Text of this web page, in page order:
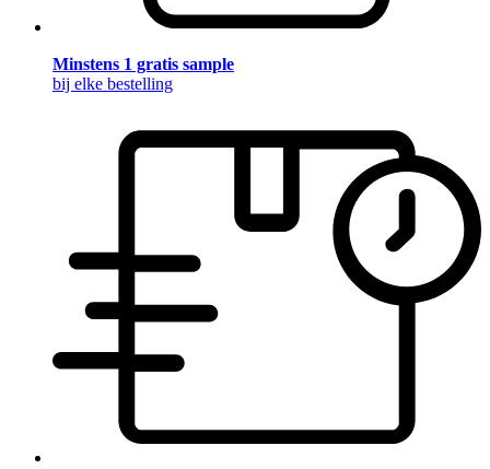
Minstens 1 gratis sample
bij elke bestelling